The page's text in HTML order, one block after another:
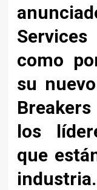
como
su
los
que
industria.